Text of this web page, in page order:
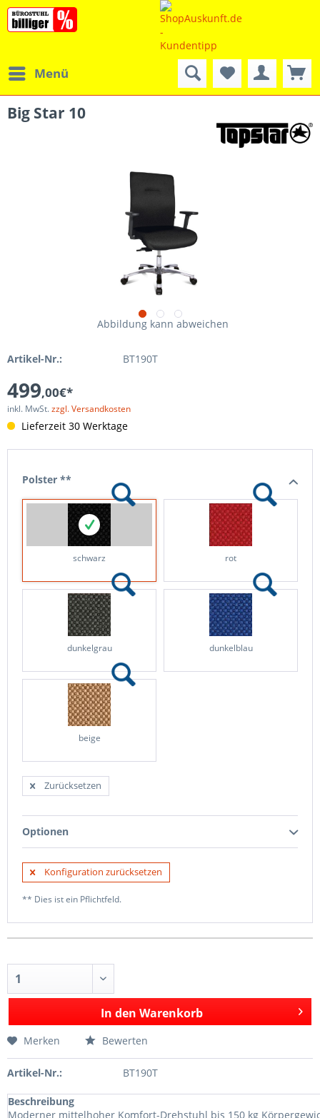
Menü
Big Star 10
Abbildung kann abweichen
Artikel-Nr.: BT190T
499,00€*
inkl. MwSt.zzgl. Versandkosten
Lieferzeit 30 Werktage
Polster **
schwarz rot
dunkelgrau dunkelblau
beige
Zurücksetzen
Optionen
Konfiguration zurücksetzen
** Dies ist ein Pflichtfeld.
In den Warenkorb
Merken Bewerten
Artikel-Nr.: BT190T
Beschreibung
Moderner mittelhoher Komfort-Drehstuhl bis 150 kg